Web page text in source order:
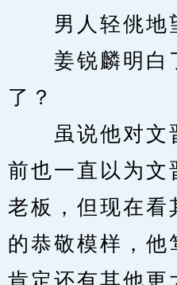
男人轻佻地
姜锐麟明白
了？
虽说他对文
前也一直以为文
老板，但现在看
的恭敬模样，他